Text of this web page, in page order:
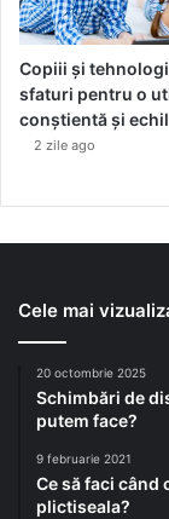
Copiii și
sfaturi pentru o
conștientă și
2 zile ago
Cele mai
20 octombrie 2025
Schimbări de
putem face?
9 februarie 2021
Ce să faci când
plictiseala?